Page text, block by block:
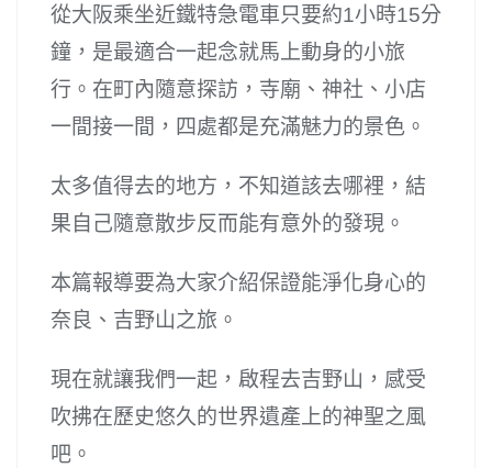
從大阪乘坐近鐵特急電車只要約1小時15分
鐘，是最適合一起念就馬上動身的小旅
行。在町內隨意探訪，寺廟、神社、小店
一間接一間，四處都是充滿魅力的景色。
太多值得去的地方，不知道該去哪裡，結
果自己隨意散步反而能有意外的發現。
本篇報導要為大家介紹保證能淨化身心的
奈良、吉野山之旅。
現在就讓我們一起，啟程去吉野山，感受
吹拂在歷史悠久的世界遺產上的神聖之風
吧。